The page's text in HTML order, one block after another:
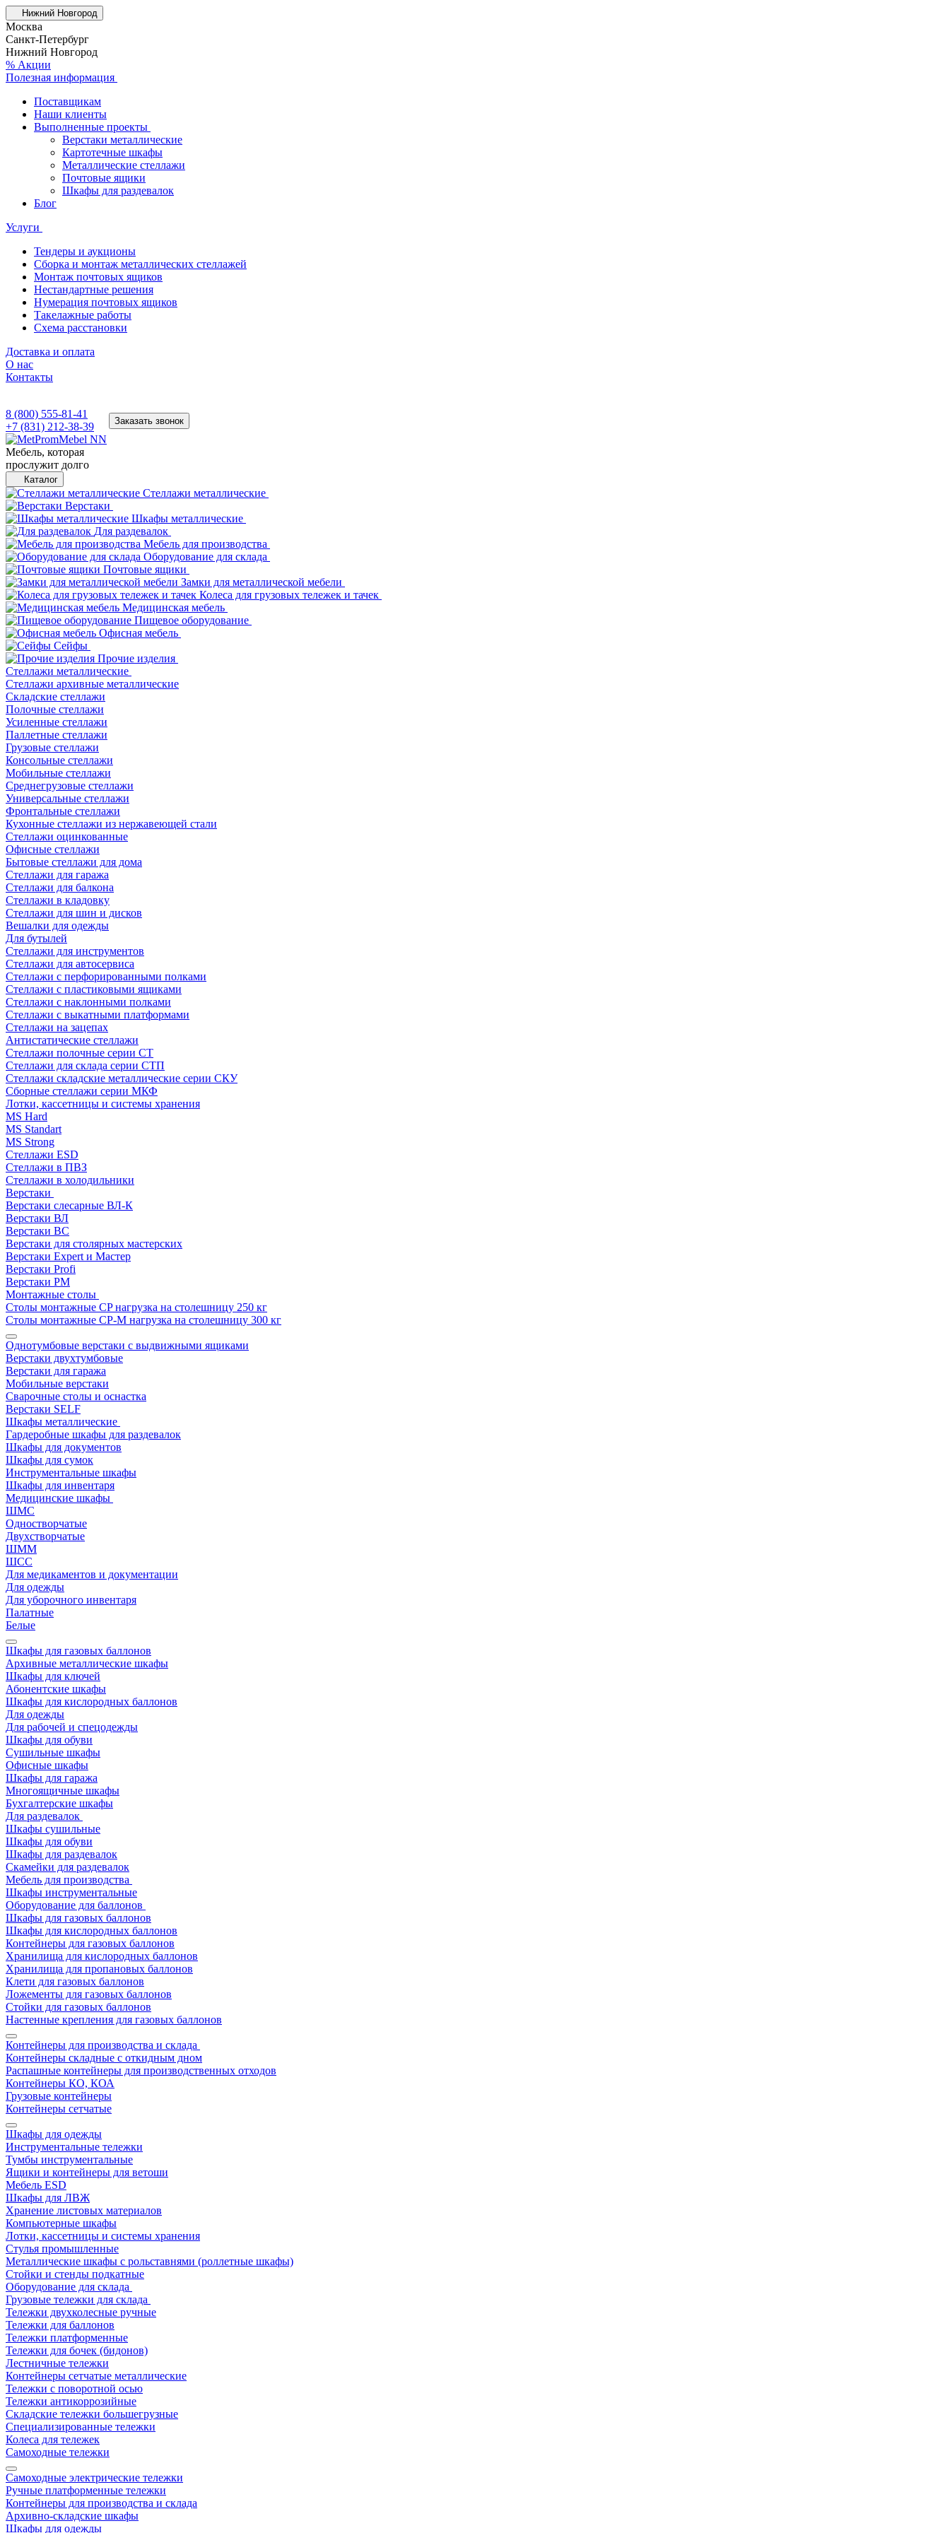
Нижний Новгород
Москва
Санкт-Петербург
Нижний Новгород
% Акции
Полезная информация
Поставщикам
Наши клиенты
Выполненные проекты
Верстаки металлические
Картотечные шкафы
Металлические стеллажи
Почтовые ящики
Шкафы для раздевалок
Блог
Услуги
Тендеры и аукционы
Сборка и монтаж металлических стеллажей
Монтаж почтовых ящиков
Нестандартные решения
Нумерация почтовых ящиков
Такелажные работы
Схема расстановки
Доставка и оплата
О нас
Контакты
8 (800) 555-81-41
+7 (831) 212-38-39
Заказать звонок
Мебель, которая
прослужит долго
Каталог
Стеллажи металлические
Верстаки
Шкафы металлические
Для раздевалок
Мебель для производства
Оборудование для склада
Почтовые ящики
Замки для металлической мебели
Колеса для грузовых тележек и тачек
Медицинская мебель
Пищевое оборудование
Офисная мебель
Сейфы
Прочие изделия
Стеллажи металлические
Cтеллажи архивные металлические
Складские стеллажи
Полочные стеллажи
Усиленные стеллажи
Паллетные стеллажи
Грузовые стеллажи
Консольные стеллажи
Мобильные стеллажи
Среднегрузовые стеллажи
Универсальные стеллажи
Фронтальные стеллажи
Кухонные стеллажи из нержавеющей стали
Стеллажи оцинкованные
Офисные стеллажи
Бытовые стеллажи для дома
Стеллажи для гаража
Стеллажи для балкона
Стеллажи в кладовку
Стеллажи для шин и дисков
Вешалки для одежды
Для бутылей
Стеллажи для инструментов
Стеллажи для автосервиса
Стеллажи с перфорированными полками
Стеллажи с пластиковыми ящиками
Стеллажи с наклонными полками
Стеллажи с выкатными платформами
Стеллажи на зацепах
Антистатические стеллажи
Стеллажи полочные серии СТ
Стеллажи для склада серии СТП
Стеллажи складские металлические серии СКУ
Сборные стеллажи серии МКФ
Лотки, кассетницы и системы хранения
MS Hard
MS Standart
MS Strong
Стеллажи ESD
Стеллажи в ПВЗ
Стеллажи в холодильники
Верстаки
Верстаки слесарные ВЛ-К
Верстаки ВЛ
Верстаки ВС
Верстаки для столярных мастерских
Верстаки Expert и Мастер
Верстаки Profi
Верстаки РМ
Монтажные столы
Столы монтажные СP нагрузка на столешницу 250 кг
Столы монтажные СР-М нагрузка на столешницу 300 кг
Однотумбовые верстаки с выдвижными ящиками
Верстаки двухтумбовые
Верстаки для гаража
Мобильные верстаки
Сварочные столы и оснастка
Верстаки SELF
Шкафы металлические
Гардеробные шкафы для раздевалок
Шкафы для документов
Шкафы для сумок
Инструментальные шкафы
Шкафы для инвентаря
Медицинские шкафы
ШМС
Одностворчатые
Двухстворчатые
ШММ
ШСС
Для медикаментов и документации
Для одежды
Для уборочного инвентаря
Палатные
Белые
Шкафы для газовых баллонов
Архивные металлические шкафы
Шкафы для ключей
Абонентские шкафы
Шкафы для кислородных баллонов
Для одежды
Для рабочей и спецодежды
Шкафы для обуви
Сушильные шкафы
Офисные шкафы
Шкафы для гаража
Многоящичные шкафы
Бухгалтерские шкафы
Для раздевалок
Шкафы сушильные
Шкафы для обуви
Шкафы для раздевалок
Скамейки для раздевалок
Мебель для производства
Шкафы инструментальные
Оборудование для баллонов
Шкафы для газовых баллонов
Шкафы для кислородных баллонов
Контейнеры для газовых баллонов
Хранилища для кислородных баллонов
Хранилища для пропановых баллонов
Клети для газовых баллонов
Ложементы для газовых баллонов
Стойки для газовых баллонов
Настенные крепления для газовых баллонов
Контейнеры для производства и склада
Контейнеры складные с откидным дном
Распашные контейнеры для производственных отходов
Контейнеры КО, КОА
Грузовые контейнеры
Контейнеры сетчатые
Шкафы для одежды
Инструментальные тележки
Тумбы инструментальные
Ящики и контейнеры для ветоши
Мебель ESD
Шкафы для ЛВЖ
Хранение листовых материалов
Компьютерные шкафы
Лотки, кассетницы и системы хранения
Стулья промышленные
Металлические шкафы с рольставнями (роллетные шкафы)
Стойки и стенды подкатные
Оборудование для склада
Грузовые тележки для склада
Тележки двухколесные ручные
Тележки для баллонов
Тележки платформенные
Тележки для бочек (бидонов)
Лестничные тележки
Контейнеры сетчатые металлические
Тележки с поворотной осью
Тележки антикоррозийные
Складские тележки большегрузные
Специализированные тележки
Колеса для тележек
Самоходные тележки
Самоходные электрические тележки
Ручные платформенные тележки
Контейнеры для производства и склада
Архивно-складские шкафы
Шкафы для одежды